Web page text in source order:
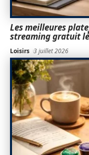
Les meilleures
streaming gratuit
Loisirs 3 juillet 2026